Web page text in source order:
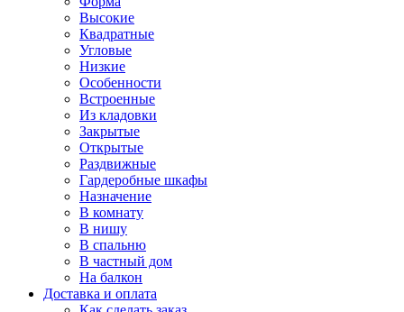
Высокие
Квадратные
Угловые
Низкие
Особенности
Встроенные
Из кладовки
Закрытые
Открытые
Раздвижные
Гардеробные шкафы
Назначение
В комнату
В нишу
В спальню
В частный дом
На балкон
Доставка и оплата